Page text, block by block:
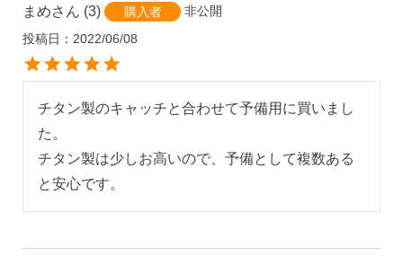
なでしこスタイルの
まめ 3 購入者
非公開
投稿日
2022/06/08
チタン製のキャッチと合わせて予備用に買いまし
た。
チタン製は少しお高いので、予備として複数ある
と安心です。